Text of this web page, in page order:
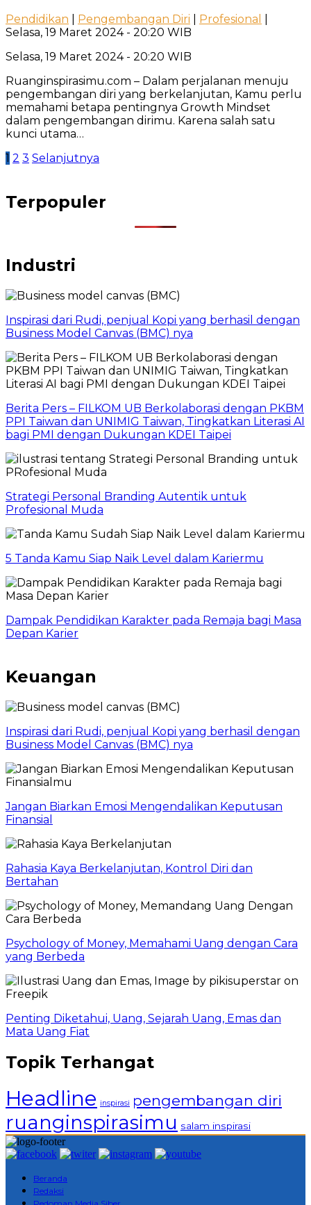
Pendidikan Pengembangan Diri Profesional
Selasa, 19 Maret 2024 - 20:20 WIB
Selasa, 19 Maret 2024 - 20:20 WIB
Ruanginspirasimu.com – Dalam perjalanan menuju
pengembangan diri yang berkelanjutan, Kamu perlu
memahami betapa pentingnya Growth Mindset
dalam pengembangan dirimu. Karena salah satu
kunci utama…
Paginasi
1 2 3 Selanjutnya
Terpopuler
Industri
Inspirasi dari Rudi, penjual Kopi yang berhasil dengan
Business Model Canvas (BMC) nya
Berita Pers – FILKOM UB Berkolaborasi dengan PKBM
PPI Taiwan dan UNIMIG Taiwan, Tingkatkan Literasi AI
bagi PMI dengan Dukungan KDEI Taipei
Strategi Personal Branding Autentik untuk
Profesional Muda
5 Tanda Kamu Siap Naik Level dalam Kariermu
Dampak Pendidikan Karakter pada Remaja bagi Masa
Depan Karier
Keuangan
Inspirasi dari Rudi, penjual Kopi yang berhasil dengan
Business Model Canvas (BMC) nya
Jangan Biarkan Emosi Mengendalikan Keputusan
Finansial
Rahasia Kaya Berkelanjutan, Kontrol Diri dan
Bertahan
Psychology of Money, Memahami Uang dengan Cara
yang Berbeda
Penting Diketahui, Uang, Sejarah Uang, Emas dan
Mata Uang Fiat
Topik Terhangat
Headline inspirasi pengembangan diri
ruanginspirasimu salam inspirasi
Beranda
Redaksi